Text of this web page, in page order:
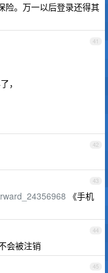
险。万一以后登录还得其
41
，
42
43
《手机
44
会被注销
45